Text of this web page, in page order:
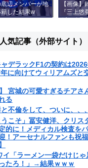
辺メンバーが地
した結果w
【画像
『三上
がコチラ
気記事（外部サイト）
デラックF1の契約は
に向けてウィリアムズと
宮城の可愛すぎるチアさ
る
不倫をして、ついに、、、
こそ」冨安健洋、クリス
的に！メディカル検査をパ
！アーセナルファンも祝福
イ「ラーメン一袋だけじゃ
たろ！」→結果ｗｗｗ